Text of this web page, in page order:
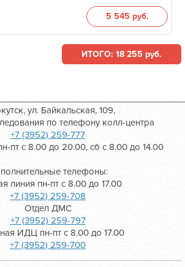
5 545 руб.
ИТОГО: 18 255 руб.
ул. Байкальская, 109,
по телефону колл-центра
+7 (3952) 259-777
пт с 8.00 до 20.00, сб с 8.00 до 14.00
телефоны:
линия пн-пт с 8.00 до 17.00
+7 (3952) 259-708
Отдел ДМС
+7 (3952) 259-797
ИДЦ пн-пт с 8.00 до 17.00
+7 (3952) 259-700